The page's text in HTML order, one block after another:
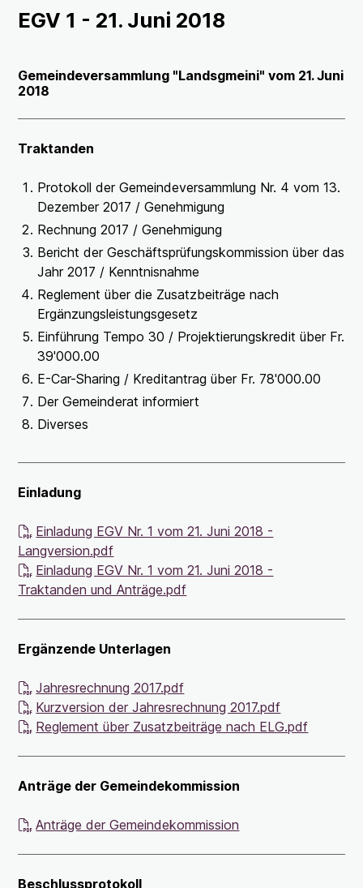
EGV 1 - 21. Juni 2018
Gemeindeversammlung "Landsgmeini" vom 21. Juni
2018
Traktanden
Protokoll der Gemeindeversammlung Nr. 4 vom 13.
Dezember 2017 / Genehmigung
Rechnung 2017 / Genehmigung
Bericht der Geschäftsprüfungskommission über das
Jahr 2017 / Kenntnisnahme
Reglement über die Zusatzbeiträge nach
Ergänzungsleistungsgesetz
Einführung Tempo 30 / Projektierungskredit über Fr.
39'000.00
E-Car-Sharing / Kreditantrag über Fr. 78'000.00
Der Gemeinderat informiert
Diverses
Einladung
Einladung EGV Nr. 1 vom 21. Juni 2018 -
Langversion.pdf
Einladung EGV Nr. 1 vom 21. Juni 2018 -
Traktanden und Anträge.pdf
Ergänzende Unterlagen
Jahresrechnung 2017.pdf
Kurzversion der Jahresrechnung 2017.pdf
Reglement über Zusatzbeiträge nach ELG.pdf
Anträge der Gemeindekommission
Anträge der Gemeindekommission
Beschlussprotokoll